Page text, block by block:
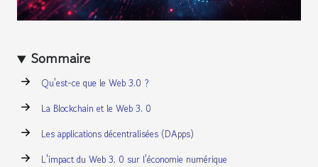
Sommaire
Qu'est-ce que le Web 3.0 ?
La Blockchain et le Web 3. 0
Les applications décentralisées (DApps)
L'impact du Web 3. 0 sur l'économie numérique